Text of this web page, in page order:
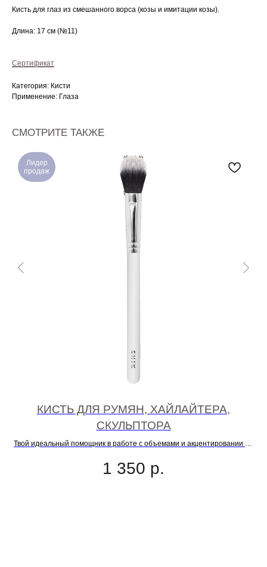
Кисть для глаз из смешанного ворса (козы и имитации козы).
Длина: 17 см (№11)
Сертификат
Категория: Кисти
Применение: Глаза
СМОТРИТЕ ТАКЖЕ
Лидер
продаж
КИСТЬ ДЛЯ РУМЯН, ХАЙЛАЙТЕРА,
СКУЛЬПТОРА
Твой идеальный помощник в работе с объемами и акцентировании на
1 350 р.